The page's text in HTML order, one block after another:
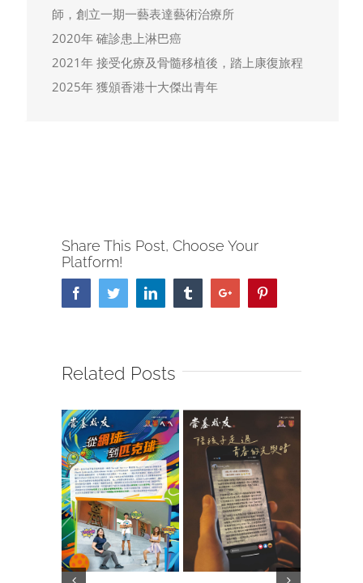
師，創立一期一藝表達藝術治療所
2020年 確診患上淋巴癌
2021年 接受化療及骨髓移植後，踏上康復旅程
2025年 獲頒香港十大傑出青年
Share This Post, Choose Your
Platform!
FacebookTwitterLinkedin TumblrGoogle+
Related Posts